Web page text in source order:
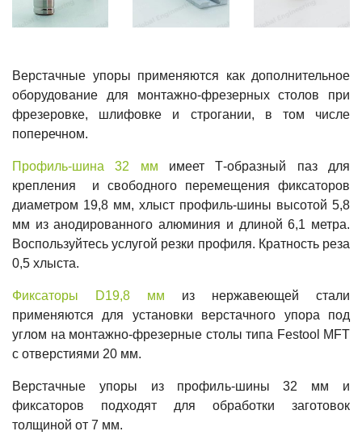
Верстачные упоры применяются как дополнительное
оборудование для монтажно-фрезерных столов при
фрезеровке, шлифовке и строгании, в том числе
поперечном.
Профиль-шина 32 мм имеет Т-образный паз для
крепления и свободного перемещения фиксаторов
диаметром 19,8 мм, хлыст профиль-шины высотой 5,8
мм из анодированного алюминия и длиной 6,1 метра.
Воспользуйтесь услугой резки профиля. Кратность реза
0,5 хлыста.
Фиксаторы D19,8 мм из нержавеющей стали
применяются для установки верстачного упора под
углом на монтажно-фрезерные столы типа Festool MFT
с отверстиями 20 мм.
Верстачные упоры из профиль-шины 32 мм и
фиксаторов подходят для обработки заготовок
толщиной от 7 мм.